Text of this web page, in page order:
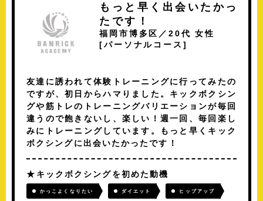
もっと早く出会いたかっ
たです！
福岡市博多区／20代 女性
[パーソナルコース ]
友達に誘われて体験トレーニングに行ってみたの
ですが、初日からハマりました。キックボクシン
グや筋トレのトレーニングバリエーションが毎回
違うので飽きないし、楽しい！週一回、毎回楽し
みにトレーニングしています。もっと早くキック
ボクシングに出会いたかったです！
キックボクシングを初めた動機
かっこよくなりたい ダイエット ヒップアップ